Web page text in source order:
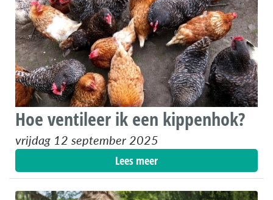
Hoe ventileer ik een kippenhok?
vrijdag 12 september 2025
Lees meer